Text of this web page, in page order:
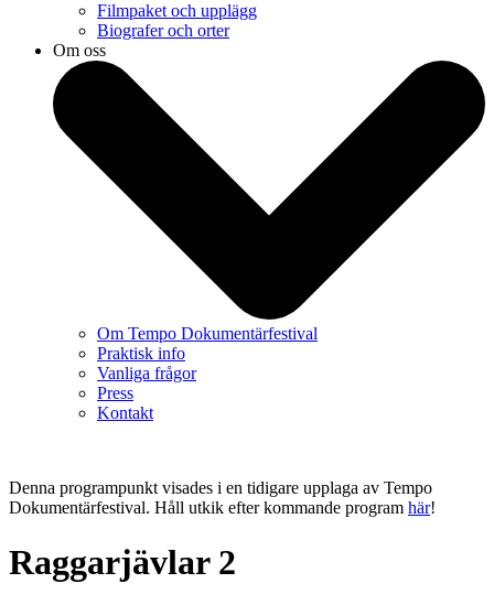
Filmpaket och upplägg
Biografer och orter
Om oss
Om Tempo Dokumentärfestival
Praktisk info
Vanliga frågor
Press
Kontakt
Denna programpunkt visades i en tidigare upplaga av Tempo
Dokumentärfestival. Håll utkik efter kommande program här!
Raggarjävlar 2